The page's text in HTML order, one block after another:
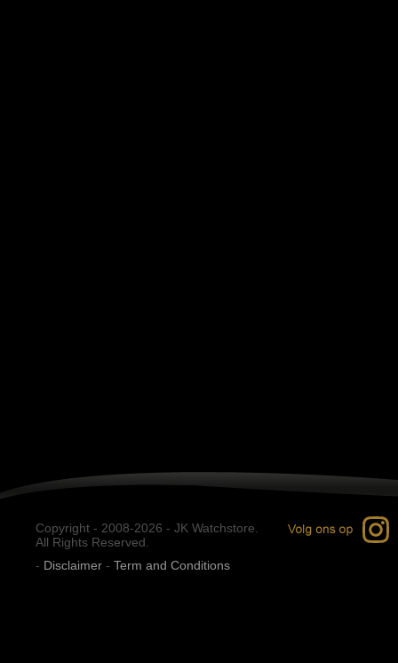
Copyright - 2008-2026 - JK Watchstore.
All Rights Reserved.
- Disclaimer - Term and Conditions